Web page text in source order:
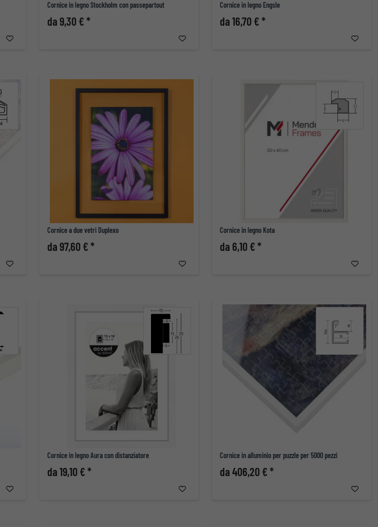
Cornice in legno Stockholm con passepartout
da 9,30 € *
Cornice in legno Engsle
da 16,70 € *
Cornice a due vetri Duplexo
da 97,60 € *
Cornice in legno Kota
da 6,10 € *
Cornice in legno Aura con distanziatore
da 19,10 € *
Cornice in alluminio per puzzle per 5000 pezzi
da 406,20 € *